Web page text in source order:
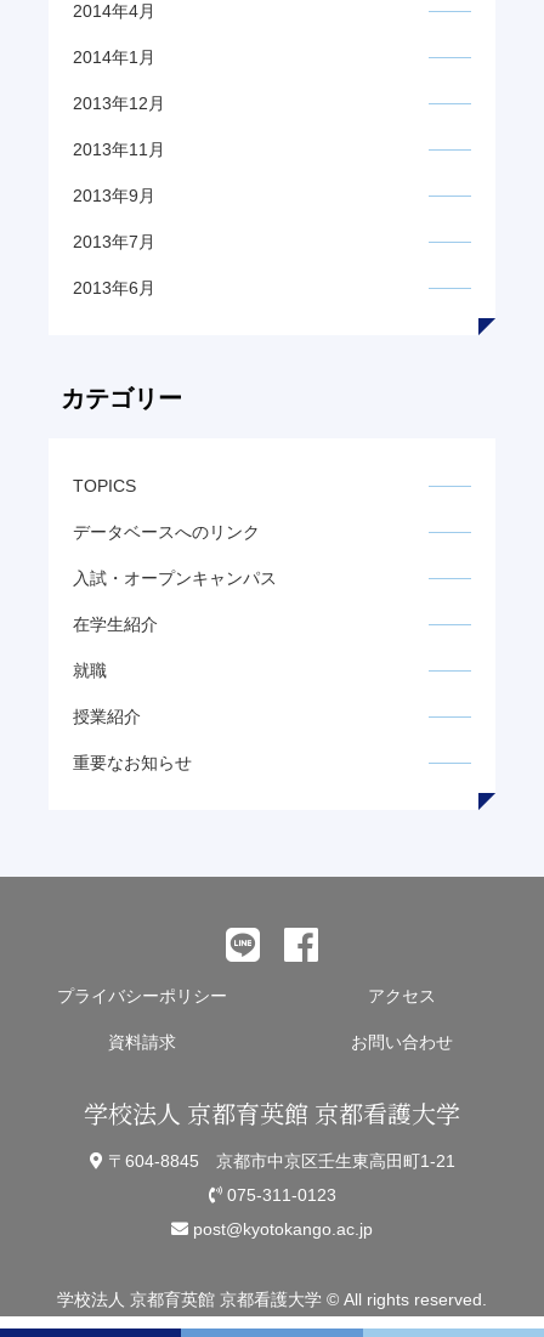
2014年4月
2014年1月
2013年12月
2013年11月
2013年9月
2013年7月
2013年6月
カテゴリー
TOPICS
データベースへのリンク
入試・オープンキャンパス
在学生紹介
就職
授業紹介
重要なお知らせ
プライバシーポリシー アクセス
資料請求 お問い合わせ
学校法人 京都育英館 京都看護大学
〒604-8845 京都市中京区壬生東高田町1-21
075-311-0123
post@kyotokango.ac.jp
学校法人 京都育英館 京都看護大学 © All rights reserved.